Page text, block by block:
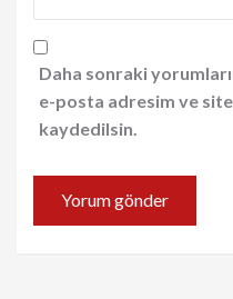
Daha sonraki
e-posta adresim ve
kaydedilsin.